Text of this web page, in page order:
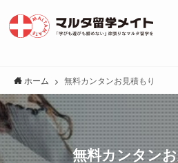
ホーム 無料カンタンお見積もり
無料カンタン